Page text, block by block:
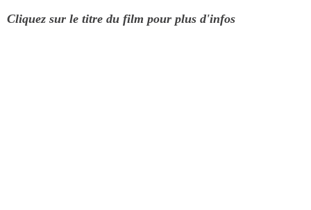
Cliquez sur le titre du film pour plus d'infos